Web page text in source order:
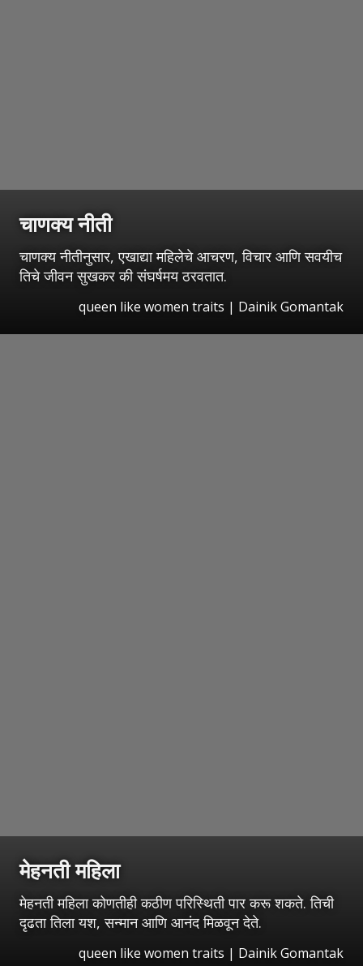
चाणक्य नीती
चाणक्य नीतीनुसार, एखाद्या महिलेचे आचरण, विचार आणि सवयीच
तिचे जीवन सुखकर की संघर्षमय ठरवतात.
queen like women traits | Dainik Gomantak
मेहनती महिला
मेहनती महिला कोणतीही कठीण परिस्थिती पार करू शकते. तिची
दृढता तिला यश, सन्मान आणि आनंद मिळवून देते.
queen like women traits | Dainik Gomantak